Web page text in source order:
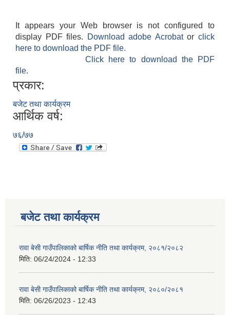
It appears your Web browser is not configured to
display PDF files.
Download adobe Acrobatorclick
here to download the PDF file.
Click here to download the PDF
file.
प्रकार:
बजेट तथा कार्यक्रम
आर्थिक वर्ष:
७६/७७
बजेट तथा कार्यक्रम
रावा बेसी गाउँपालिकाको बार्षिक नीति तथा कार्यक्रम, २०८१/२०८२
मिति: 06/24/2024 - 12:33
रावा बेसी गाउँपालिकाको बार्षिक नीति तथा कार्यक्रम, २०८०/२०८१
मिति: 06/26/2023 - 12:43